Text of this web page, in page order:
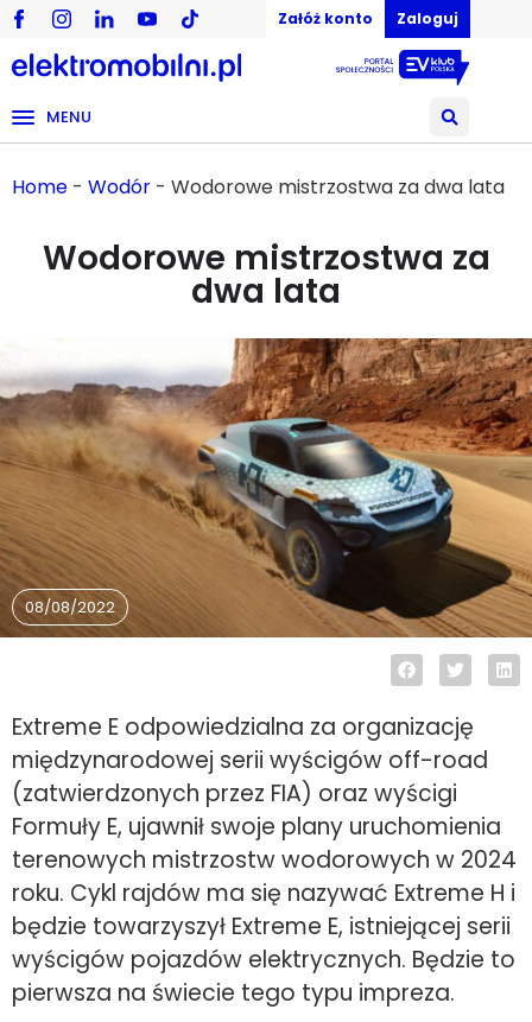
Załóż konto Zaloguj
MENU
Home - Wodór - Wodorowe mistrzostwa za dwa lata
Wodorowe mistrzostwa za
dwa lata
08/08/2022
Extreme E odpowiedzialna za organizację
międzynarodowej serii wyścigów off-road
(zatwierdzonych przez FIA) oraz wyścigi
Formuły E, ujawnił swoje plany uruchomienia
terenowych mistrzostw wodorowych w 2024
roku. Cykl rajdów ma się nazywać Extreme H i
będzie towarzyszył Extreme E, istniejącej serii
wyścigów pojazdów elektrycznych. Będzie to
pierwsza na świecie tego typu impreza.